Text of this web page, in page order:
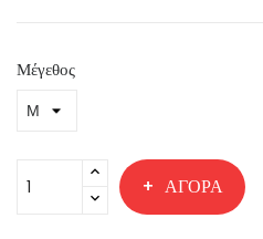
Μέγεθος
ΑΓΟΡΆ